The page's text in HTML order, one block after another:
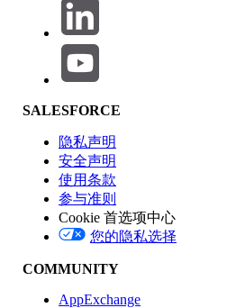
SALESFORCE
隐私声明
安全声明
使用条款
参与准则
Cookie 首选项中心
您的隐私选择
COMMUNITY
AppExchange